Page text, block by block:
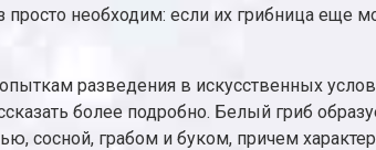
необходим: если их грибница еще
разведения в искусственных
более подробно. Белый гриб
сосной, грабом и буком, причем